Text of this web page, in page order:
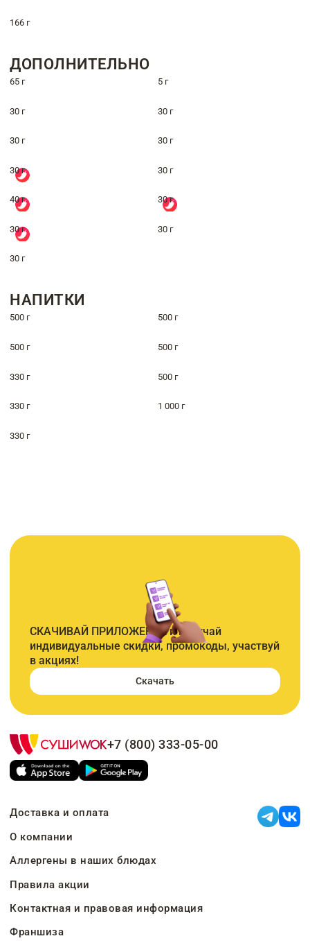
166 г
ДОПОЛНИТЕЛЬНО
65 г 5 г
30 г 30 г
30 г 30 г
30 г 30 г
40 г 30 г
30 г 30 г
30 г
НАПИТКИ
500 г 500 г
500 г 500 г
330 г 500 г
330 г 1 000 г
330 г
СКАЧИВАЙ ПРИЛОЖЕНИЕ и получай
индивидуальные скидки, промокоды, участвуй
в акциях!
Скачать
+7 (800) 333-05-00
Доставка и оплата
О компании
Аллергены в наших блюдах
Правила акции
Контактная и правовая информация
Франшиза